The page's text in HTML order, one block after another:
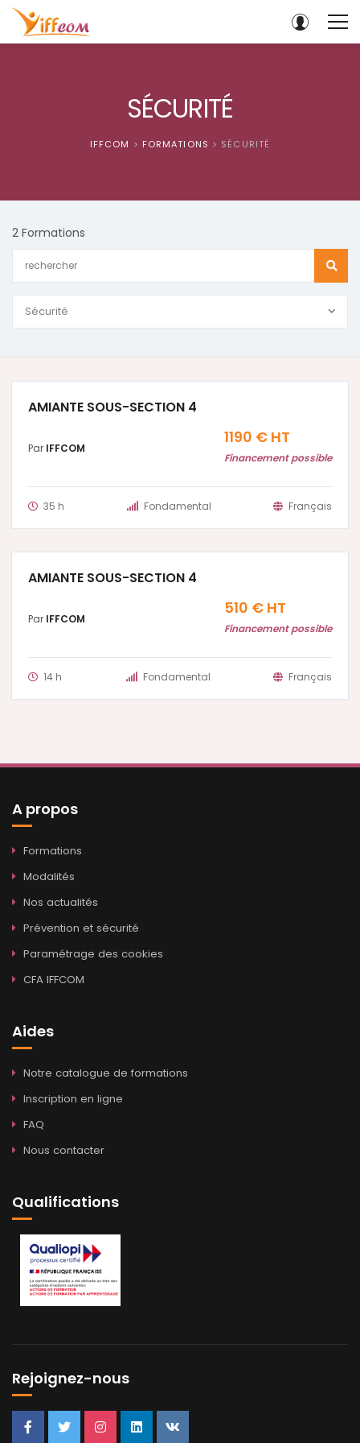
SÉCURITÉ
IFFCOM > FORMATIONS > SÉCURITÉ
2 Formations
Sécurité
AMIANTE SOUS-SECTION 4
Par IFFCOM
1190 € HT
Financement possible
35 h Fondamental Français
AMIANTE SOUS-SECTION 4
Par IFFCOM
510 € HT
Financement possible
14 h Fondamental Français
A propos
Formations
Modalités
Nos actualités
Prévention et sécurité
Paramétrage des cookies
CFA IFFCOM
Aides
Notre catalogue de formations
Inscription en ligne
FAQ
Nous contacter
Qualifications
Rejoignez-nous